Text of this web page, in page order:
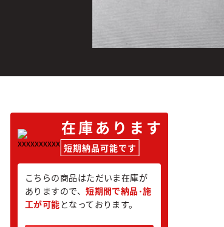
在庫あ り ま す
短期納品可能です
こちらの商品はただいま在庫が
ありますので、短期間で納品･施
工が可能 となっております。